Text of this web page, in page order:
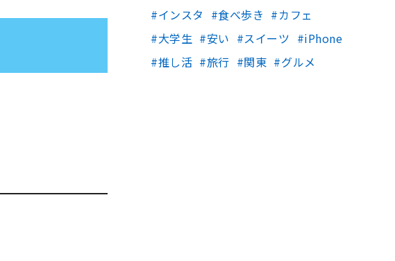
インスタ
食べ歩き
カフェ
大学生
安い スイーツ
iPhone
推し活
旅行 関東 グルメ